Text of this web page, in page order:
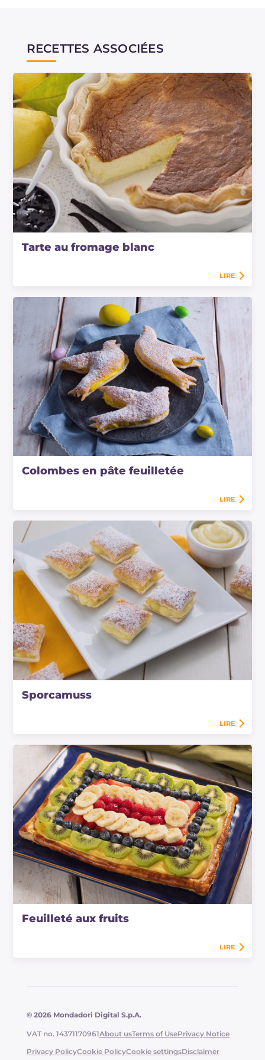
à la pâte : comme le dirait Laura, « à tomber ! »
RECETTES ASSOCIÉES
Tarte au fromage blanc
LIRE
Colombes en pâte feuilletée
LIRE
Sporcamuss
LIRE
Feuilleté aux fruits
LIRE
© 2026 Mondadori Digital S.p.A.
VAT no. 14371170961About usTerms of UsePrivacy Notice
Privacy PolicyCookie PolicyCookie settingsDisclaimer